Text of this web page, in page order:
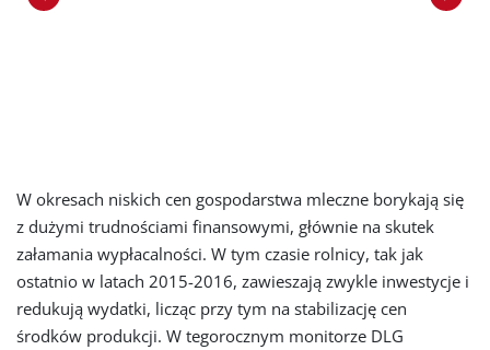
W okresach niskich cen gospodarstwa mleczne borykają się
z dużymi trudnościami finansowymi, głównie na skutek
załamania wypłacalności. W tym czasie rolnicy, tak jak
ostatnio w latach 2015-2016, zawieszają zwykle inwestycje i
redukują wydatki, licząc przy tym na stabilizację cen
środków produkcji. W tegorocznym monitorze DLG